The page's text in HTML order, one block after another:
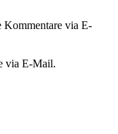
Kommentare via E-
via E-Mail.